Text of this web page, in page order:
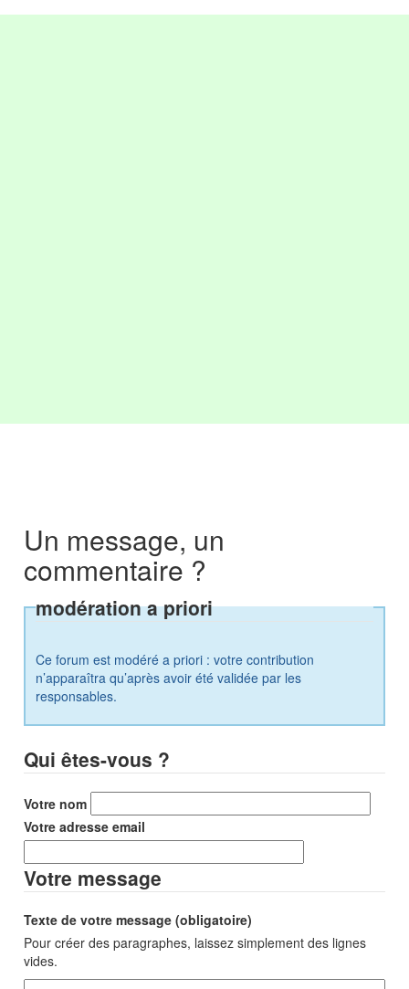
Un message, un
commentaire ?
modération a priori
Ce forum est modéré a priori : votre contribution
n’apparaîtra qu’après avoir été validée par les
responsables.
Qui êtes-vous ?
Votre nom
Votre adresse email
Votre message
Texte de votre message (obligatoire)
Pour créer des paragraphes, laissez simplement des lignes
vides.